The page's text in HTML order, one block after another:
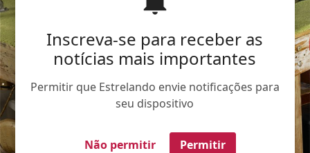
Inscreva-se para receber as
notícias mais importantes
Permitir que Estrelando envie notificações para
seu dispositivo
Não permitir Permitir